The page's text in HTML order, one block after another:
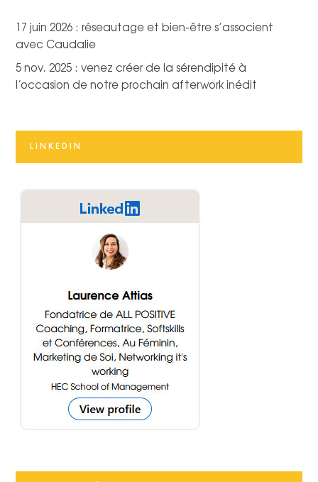
17 juin 2026 : réseautage et bien-être s’associent
avec Caudalie
5 nov. 2025 : venez créer de la sérendipité à
l’occasion de notre prochain afterwork inédit
LINKEDIN